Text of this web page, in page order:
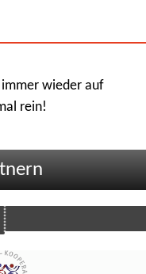
wieder auf
rein!